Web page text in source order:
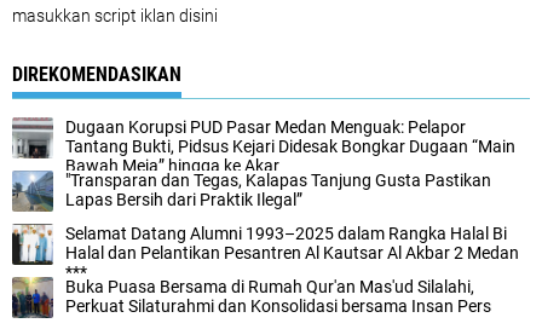
masukkan script iklan disini
DIREKOMENDASIKAN
Dugaan Korupsi PUD Pasar Medan Menguak: Pelapor
Tantang Bukti, Pidsus Kejari Didesak Bongkar Dugaan “Main
Bawah Meja” hingga ke Akar
"Transparan dan Tegas, Kalapas Tanjung Gusta Pastikan
Lapas Bersih dari Praktik Ilegal”
Selamat Datang Alumni 1993–2025 dalam Rangka Halal Bi
Halal dan Pelantikan Pesantren Al Kautsar Al Akbar 2 Medan
***
Buka Puasa Bersama di Rumah Qur'an Mas'ud Silalahi,
Perkuat Silaturahmi dan Konsolidasi bersama Insan Pers